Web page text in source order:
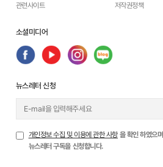
관련사이트
저작권정책
소셜미디어
뉴스레터 신청
개인정보 수집 및 이용에 관한 사항 을 확인 하였으며
뉴스레터 구독을 신청합니다.